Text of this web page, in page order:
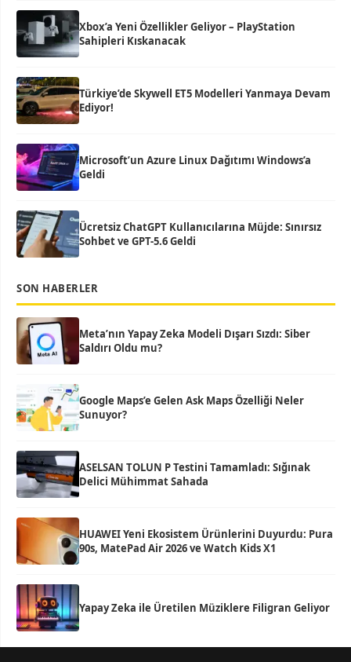
Xbox’a Yeni Özellikler Geliyor – PlayStation
Sahipleri Kıskanacak
Türkiye’de Skywell ET5 Modelleri Yanmaya Devam
Ediyor!
Microsoft’un Azure Linux Dağıtımı Windows’a
Geldi
Ücretsiz ChatGPT Kullanıcılarına Müjde: Sınırsız
Sohbet ve GPT-5.6 Geldi
SON HABERLER
Meta’nın Yapay Zeka Modeli Dışarı Sızdı: Siber
Saldırı Oldu mu?
Google Maps’e Gelen Ask Maps Özelliği Neler
Sunuyor?
ASELSAN TOLUN P Testini Tamamladı: Sığınak
Delici Mühimmat Sahada
HUAWEI Yeni Ekosistem Ürünlerini Duyurdu: Pura
90s, MatePad Air 2026 ve Watch Kids X1
Yapay Zeka ile Üretilen Müziklere Filigran Geliyor